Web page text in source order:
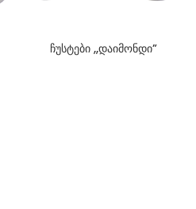
ჩუსტები ,,დაიმონდი”